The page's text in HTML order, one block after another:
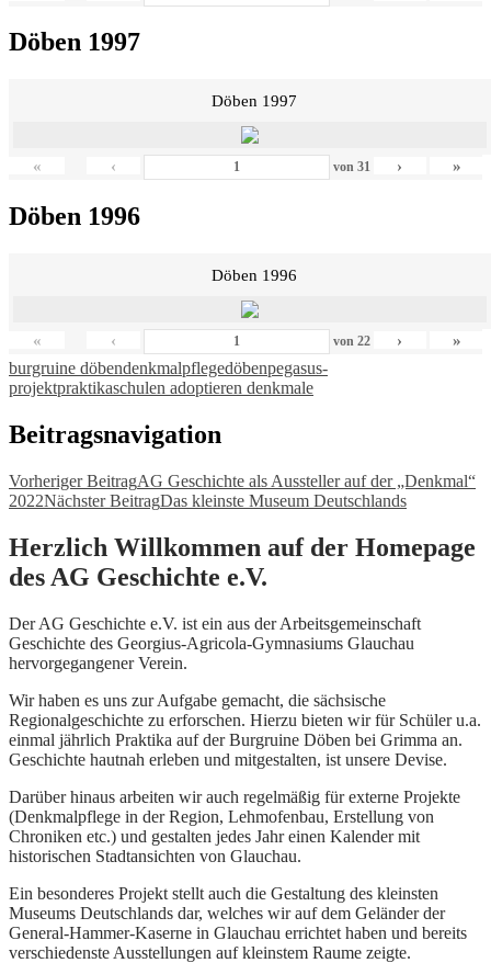
Döben 1997
Döben 1997
« ‹ von 31 › »
Döben 1996
Döben 1996
« ‹ von 22 › »
burgruine döbendenkmalpflegedöbenpegasus-
projektpraktikaschulen adoptieren denkmale
Beitragsnavigation
Vorheriger BeitragAG Geschichte als Aussteller auf der „Denkmal“
2022Nächster BeitragDas kleinste Museum Deutschlands
Herzlich Willkommen auf der Homepage
des AG Geschichte e.V.
Der AG Geschichte e.V. ist ein aus der Arbeitsgemeinschaft
Geschichte des Georgius-Agricola-Gymnasiums Glauchau
hervorgegangener Verein.
Wir haben es uns zur Aufgabe gemacht, die sächsische
Regionalgeschichte zu erforschen. Hierzu bieten wir für Schüler u.a.
einmal jährlich Praktika auf der Burgruine Döben bei Grimma an.
Geschichte hautnah erleben und mitgestalten, ist unsere Devise.
Darüber hinaus arbeiten wir auch regelmäßig für externe Projekte
(Denkmalpflege in der Region, Lehmofenbau, Erstellung von
Chroniken etc.) und gestalten jedes Jahr einen Kalender mit
historischen Stadtansichten von Glauchau.
Ein besonderes Projekt stellt auch die Gestaltung des kleinsten
Museums Deutschlands dar, welches wir auf dem Geländer der
General-Hammer-Kaserne in Glauchau errichtet haben und bereits
verschiedenste Ausstellungen auf kleinstem Raume zeigte.